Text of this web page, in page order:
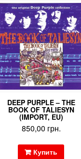
DEEP PURPLE – THE
BOOK OF TALIESYN
(IMPORT, EU)
850,00 грн.
Купить